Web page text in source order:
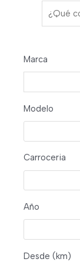
Marca
Modelo
Carroceria
Año
Desde (km)